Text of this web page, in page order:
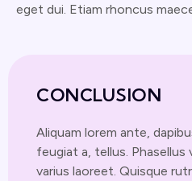
eget dui. Etiam rhoncus
CONCLUSION
Aliquam lorem ante,
feugiat a, tellus. Phasellus
varius laoreet. Quisque